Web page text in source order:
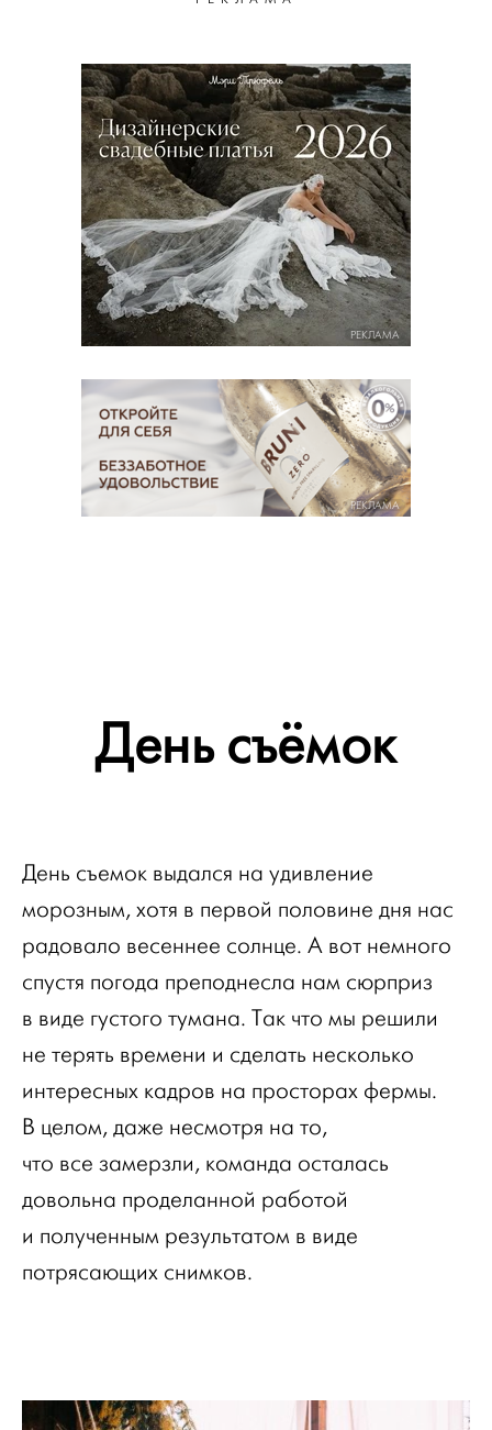
РЕКЛАМА
РЕКЛАМА
День съёмок
День съемок выдался на удивление
морозным, хотя в первой половине дня нас
радовало весеннее солнце. А вот немного
спустя погода преподнесла нам сюрприз
в виде густого тумана. Так что мы решили
не терять времени и сделать несколько
интересных кадров на просторах фермы.
В целом, даже несмотря на то,
что все замерзли, команда осталась
довольна проделанной работой
и полученным результатом в виде
потрясающих снимков.